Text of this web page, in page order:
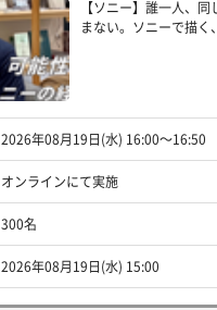
【ソニー】誰一人、同
まない。ソニーで描く、
2026年08月19日(水) 16:00〜16:50
オンラインにて実施
300名
2026年08月19日(水) 15:00